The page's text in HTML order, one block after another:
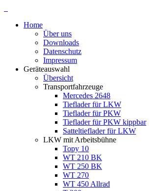
Home
Über uns
Downloads
Datenschutz
Impressum
Geräteauswahl
Übersicht
Transportfahrzeuge
Mercedes 2648
Tieflader für LKW
Tieflader für PKW
Tieflader für PKW kippbar
Satteltieflader für LKW
LKW mit Arbeitsbühne
Topy 10
WT 210 BK
WT 250 BK
WT 270
WT 450 Allrad